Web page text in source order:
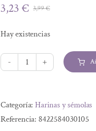
3,99€El
era:
3,99 €.
3,23€
El
es:
3,23 €.
Hay existencias
HARINA
BIO,
500
Categoría:Harinas y sémolas
Referencia: 8422584030105